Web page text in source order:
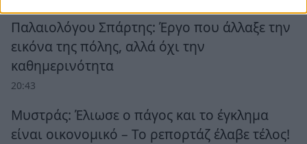
Παλαιολόγου Σπάρτης: Έργο που άλλαξε την
εικόνα της πόλης, αλλά όχι την
καθημερινότητα
20:43
Μυστράς: Έλιωσε ο πάγος και το έγκλημα
είναι οικονομικό – Το ρεπορτάζ έλαβε τέλος!